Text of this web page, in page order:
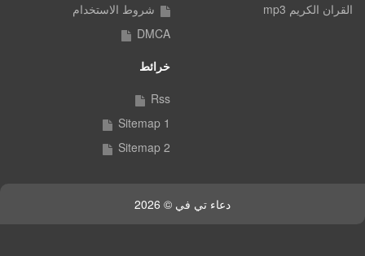
القران الكريم mp3
شروط الاستخدام
DMCA
خرائط
Rss
Sitemap 1
Sitemap 2
دعاء تي في © 2026